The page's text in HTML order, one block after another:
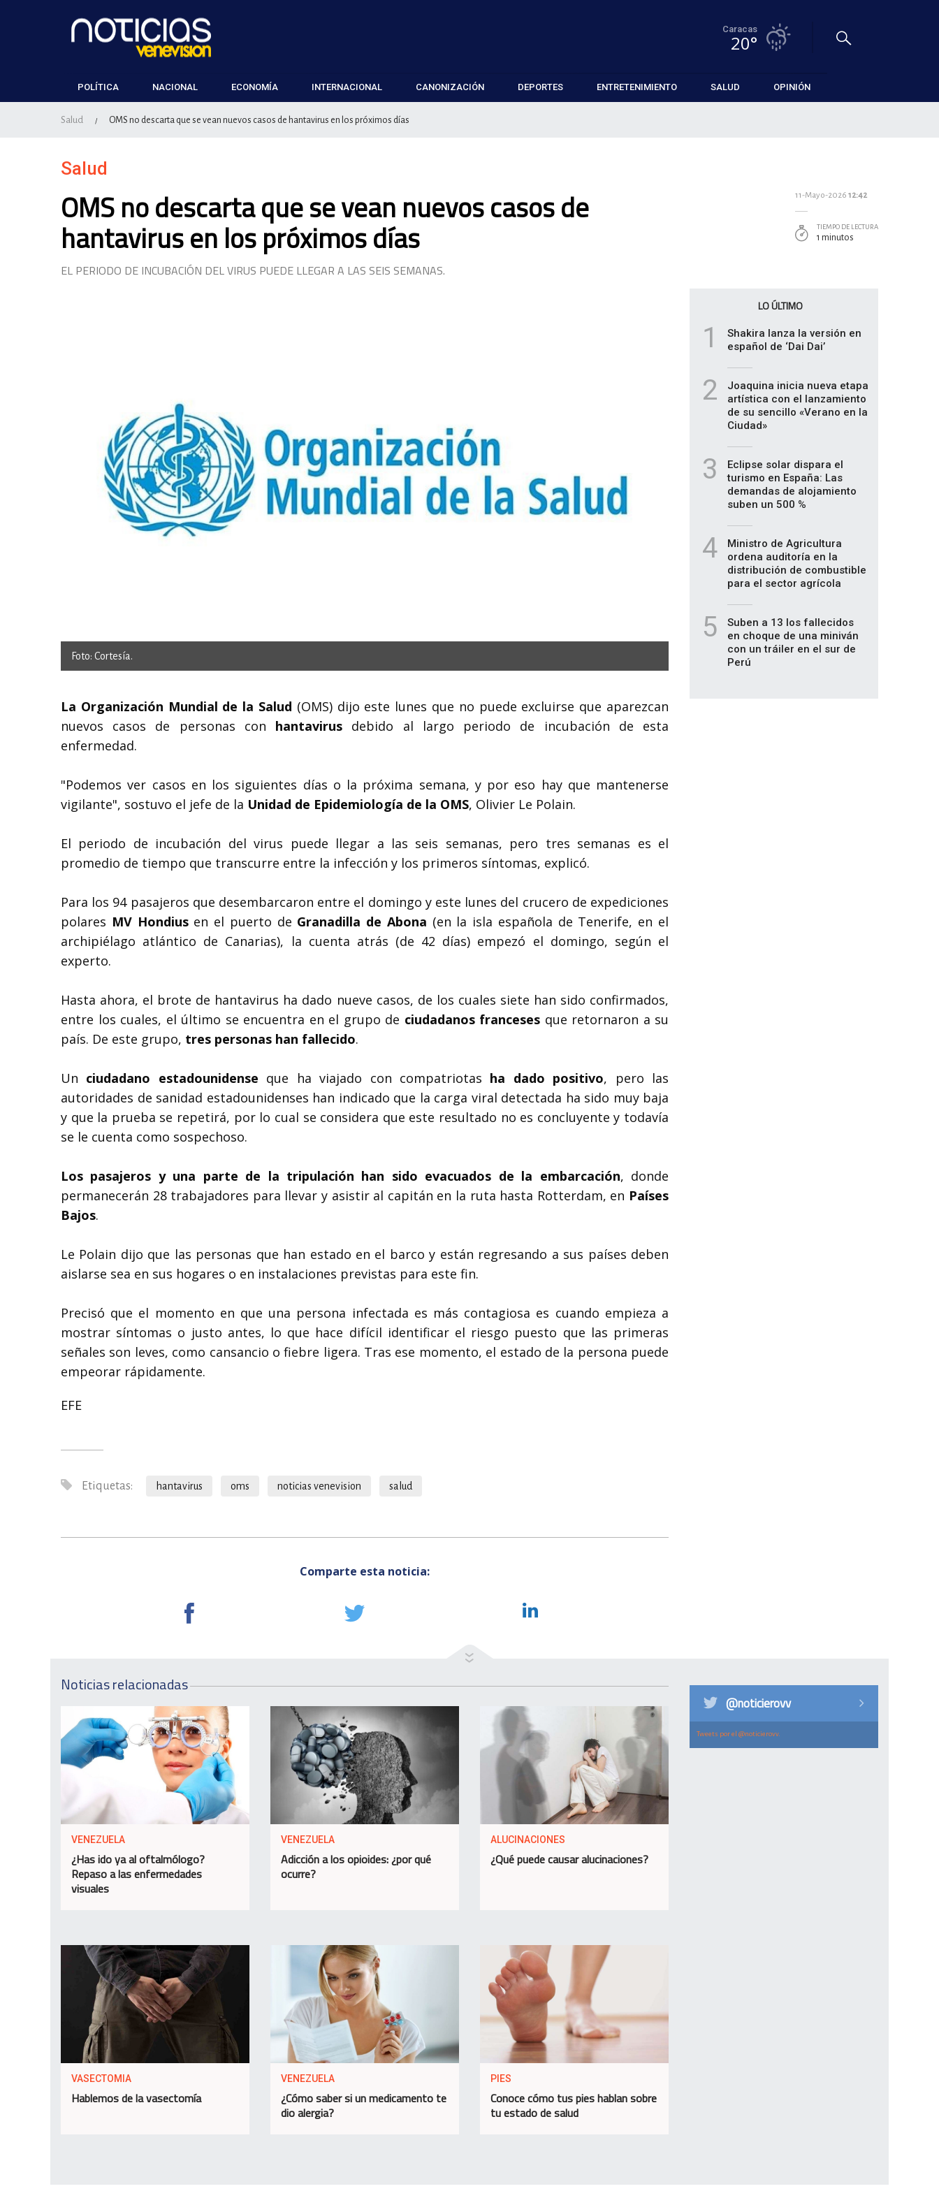
Caracas
20°
POLÍTICA NACIONAL ECONOMÍA INTERNACIONAL CANONIZACIÓN DEPORTES ENTRETENIMIENTO SALUD OPINIÓN
Salud / OMS no descarta que se vean nuevos casos de hantavirus en los próximos días
Salud
OMS no descarta que se vean nuevos casos de
hantavirus en los próximos días
EL PERIODO DE INCUBACIÓN DEL VIRUS PUEDE LLEGAR A LAS SEIS SEMANAS.
Foto: Cortesía.
La Organización Mundial de la Salud (OMS) dijo este lunes que no puede excluirse que aparezcan
nuevos casos de personas con hantavirus debido al largo periodo de incubación de esta
enfermedad.
"Podemos ver casos en los siguientes días o la próxima semana, y por eso hay que mantenerse
vigilante", sostuvo el jefe de la Unidad de Epidemiología de la OMS, Olivier Le Polain.
El periodo de incubación del virus puede llegar a las seis semanas, pero tres semanas es el
promedio de tiempo que transcurre entre la infección y los primeros síntomas, explicó.
Para los 94 pasajeros que desembarcaron entre el domingo y este lunes del crucero de expediciones
polares MV Hondiusen el puerto de Granadilla de Abona (en la isla española de Tenerife, en el
archipiélago atlántico de Canarias), la cuenta atrás (de 42 días) empezó el domingo, según el
experto.
Hasta ahora, el brote de hantavirus ha dado nueve casos, de los cuales siete han sido confirmados,
entre los cuales, el último se encuentra en el grupo de ciudadanos franceses que retornaron a su
país. De este grupo, tres personas han fallecido.
Un ciudadano estadounidense que ha viajado con compatriotas ha dado positivo, pero las
autoridades de sanidad estadounidenses han indicado que la carga viral detectada ha sido muy baja
y que la prueba se repetirá, por lo cual se considera que este resultado no es concluyente y todavía
se le cuenta como sospechoso.
Los pasajeros y una parte de la tripulación han sido evacuados de la embarcación, donde
permanecerán 28 trabajadores para llevar y asistir al capitán en la ruta hasta Rotterdam, en Países
Bajos.
Le Polain dijo que las personas que han estado en el barco y están regresando a sus países deben
aislarse sea en sus hogares o en instalaciones previstas para este fin.
Precisó que el momento en que una persona infectada es más contagiosa es cuando empieza a
mostrar síntomas o justo antes, lo que hace difícil identificar el riesgo puesto que las primeras
señales son leves, como cansancio o fiebre ligera. Tras ese momento, el estado de la persona puede
empeorar rápidamente.
EFE
Etiquetas: hantavirus oms noticias venevision salud
Comparte esta noticia:
11-Mayo-2026 12:42
TIEMPO DE LECTURA
1 minutos
LO ÚLTIMO
1
Shakira lanza la versión en
español de ‘Dai Dai’
2
Joaquina inicia nueva etapa
artística con el lanzamiento
de su sencillo «Verano en la
Ciudad»
3
Eclipse solar dispara el
turismo en España: Las
demandas de alojamiento
suben un 500 %
4
Ministro de Agricultura
ordena auditoría en la
distribución de combustible
para el sector agrícola
5
Suben a 13 los fallecidos
en choque de una miniván
con un tráiler en el sur de
Perú
Noticias relacionadas
VENEZUELA
¿Has ido ya al oftalmólogo?
Repaso a las enfermedades
visuales
VENEZUELA
Adicción a los opioides: ¿por qué
ocurre?
ALUCINACIONES
¿Qué puede causar alucinaciones?
VASECTOMIA
Hablemos de la vasectomía
VENEZUELA
¿Cómo saber si un medicamento te
dio alergia?
PIES
Conoce cómo tus pies hablan sobre
tu estado de salud
@noticierovv
Tweets por el @noticierovv.